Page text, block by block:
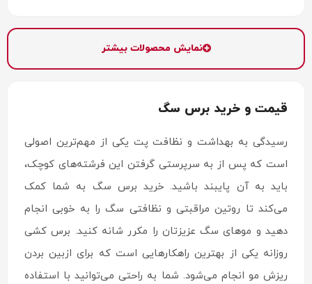
نمایش محصولات بیشتر
قیمت و خرید برس سگ
رسیدگی به بهداشت و نظافت پت یکی از مهم‌ترین اصولی
است که پس از به سرپرستی گرفتن این فرشته‌های کوچک،
باید به آن پایبند باشید. خرید برس سگ به شما کمک
می‌کند تا روتین مراقبتی و نظافتی سگ را به خوبی انجام
دهید و موهای سگ عزیزتان را مکرر شانه کنید. برس کشی
روزانه یکی از بهترین راهکارهایی است که برای ازبین بردن
ریزش مو انجام می‌شود. شما به راحتی می‌توانید با استفاده